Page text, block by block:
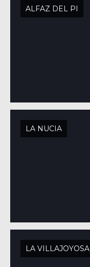
ALFAZ DEL PI
LA NUCIA
LA VILLAJOYOSA